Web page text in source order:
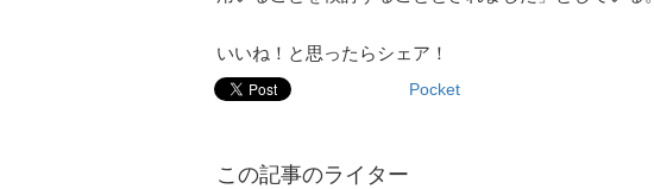
いいね！と思ったらシェア！
Pocket
この記事のライター